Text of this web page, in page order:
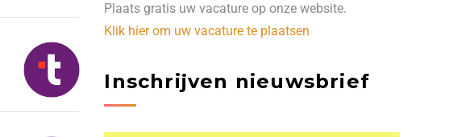
Plaats gratis uw vacature op onze website.
Klik hier om uw vacature te plaatsen
Inschrijven nieuwsbrief